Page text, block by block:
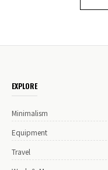
EXPLORE
Minimalism
Equipment
Travel